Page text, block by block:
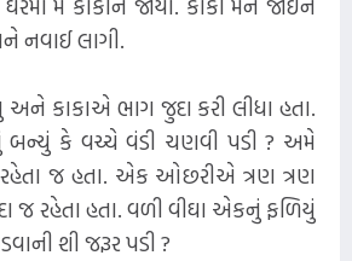
મેં કાકીને જોયા. કાકી મને જોઈને
નવાઈ લાગી.
કાકાએ ભાગ જુદા કરી લીધા હતા.
કે વચ્ચે વંડી ચણવી પડી ? અમે
જ હતા. એક ઓછરીએ ત્રણ ત્રણ
જ રહેતા હતા. વળી વીઘા એકનું ફળિયું
શી જરૂર પડી ?